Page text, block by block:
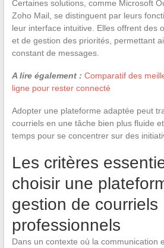
Certaines solutions, comme Microsoft
Zoho Mail, se distinguent par leurs
leur interface intuitive. Elles offrent des
et de gestion des priorités, permettant
constant de messages.
A lire également : Comparatif des
ligne pour rester connecté
Adopter une plateforme adaptée peut
courriels en une tâche bien plus fluide
temps pour se concentrer sur des
Les critères
choisir une
gestion de courriels
professionnels
Dans un contexte où la communication